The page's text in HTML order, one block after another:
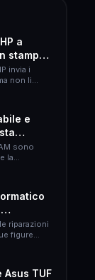
a
stampa
il
e
invia i
non li
premi il
Smart.
e
alsono
la
ridotta.
spendere
riparazioni
figure
Asus TUF